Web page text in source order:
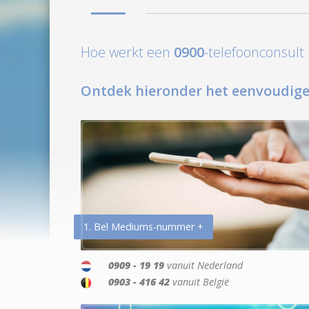
Hoe werkt een 0900-
Ontdek hieronder het
1. Bel Mediums-nummer +
0909 - 19 19 vanuit Nederland
0903 - 416 42 vanuit België